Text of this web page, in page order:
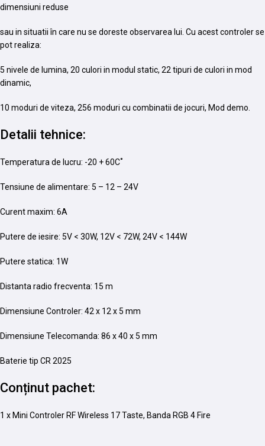
dimensiuni reduse
sau in situatii în care nu se doreste observarea lui. Cu acest controler se
pot realiza:
5 nivele de lumina, 20 culori in modul static, 22 tipuri de culori in mod
dinamic,
10 moduri de viteza, 256 moduri cu combinatii de jocuri, Mod demo.
Detalii tehnice:
Temperatura de lucru: -20 + 60C˚
Tensiune de alimentare: 5 – 12 – 24V
Curent maxim: 6A
Putere de iesire: 5V < 30W, 12V < 72W, 24V < 144W
Putere statica: 1W
Distanta radio frecventa: 15 m
Dimensiune Controler: 42 x 12 x 5 mm
Dimensiune Telecomanda: 86 x 40 x 5 mm
Baterie tip CR 2025
Conținut pachet:
1 x Mini Controler RF Wireless 17 Taste, Banda RGB 4 Fire